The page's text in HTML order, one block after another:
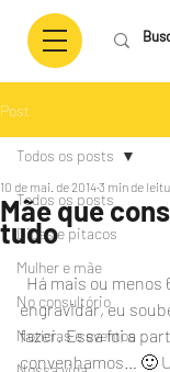
Post
Todos os posts
Dicas e pitacos
Mulher e mãe
No consultório
Notícias e eventos
Todos os posts
Mãe que
tudo
10 de mai. de 20143 min de
engravidar, eu
fazer. Essa foi a
convenhamos… 🙂